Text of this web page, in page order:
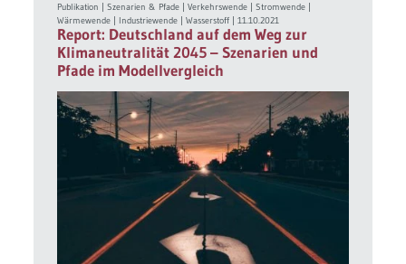
Publikation |Szenarien & Pfade |Verkehrswende |Stromwende
Wärmewende
Industriewende |Wasserstoff |11.10.2021
Report: Deutschland auf dem Weg zur
Klimaneutralität 2045 – Szenarien und
Pfade im Modellvergleich